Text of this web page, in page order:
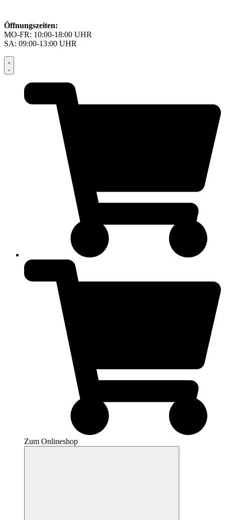
Öffnungszeiten:
MO-FR: 10:00-18:00 UHR
SA: 09:00-13:00 UHR
Zum Onlineshop